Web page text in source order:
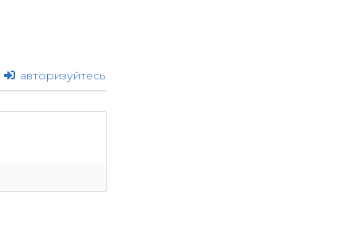
авторизуйтесь